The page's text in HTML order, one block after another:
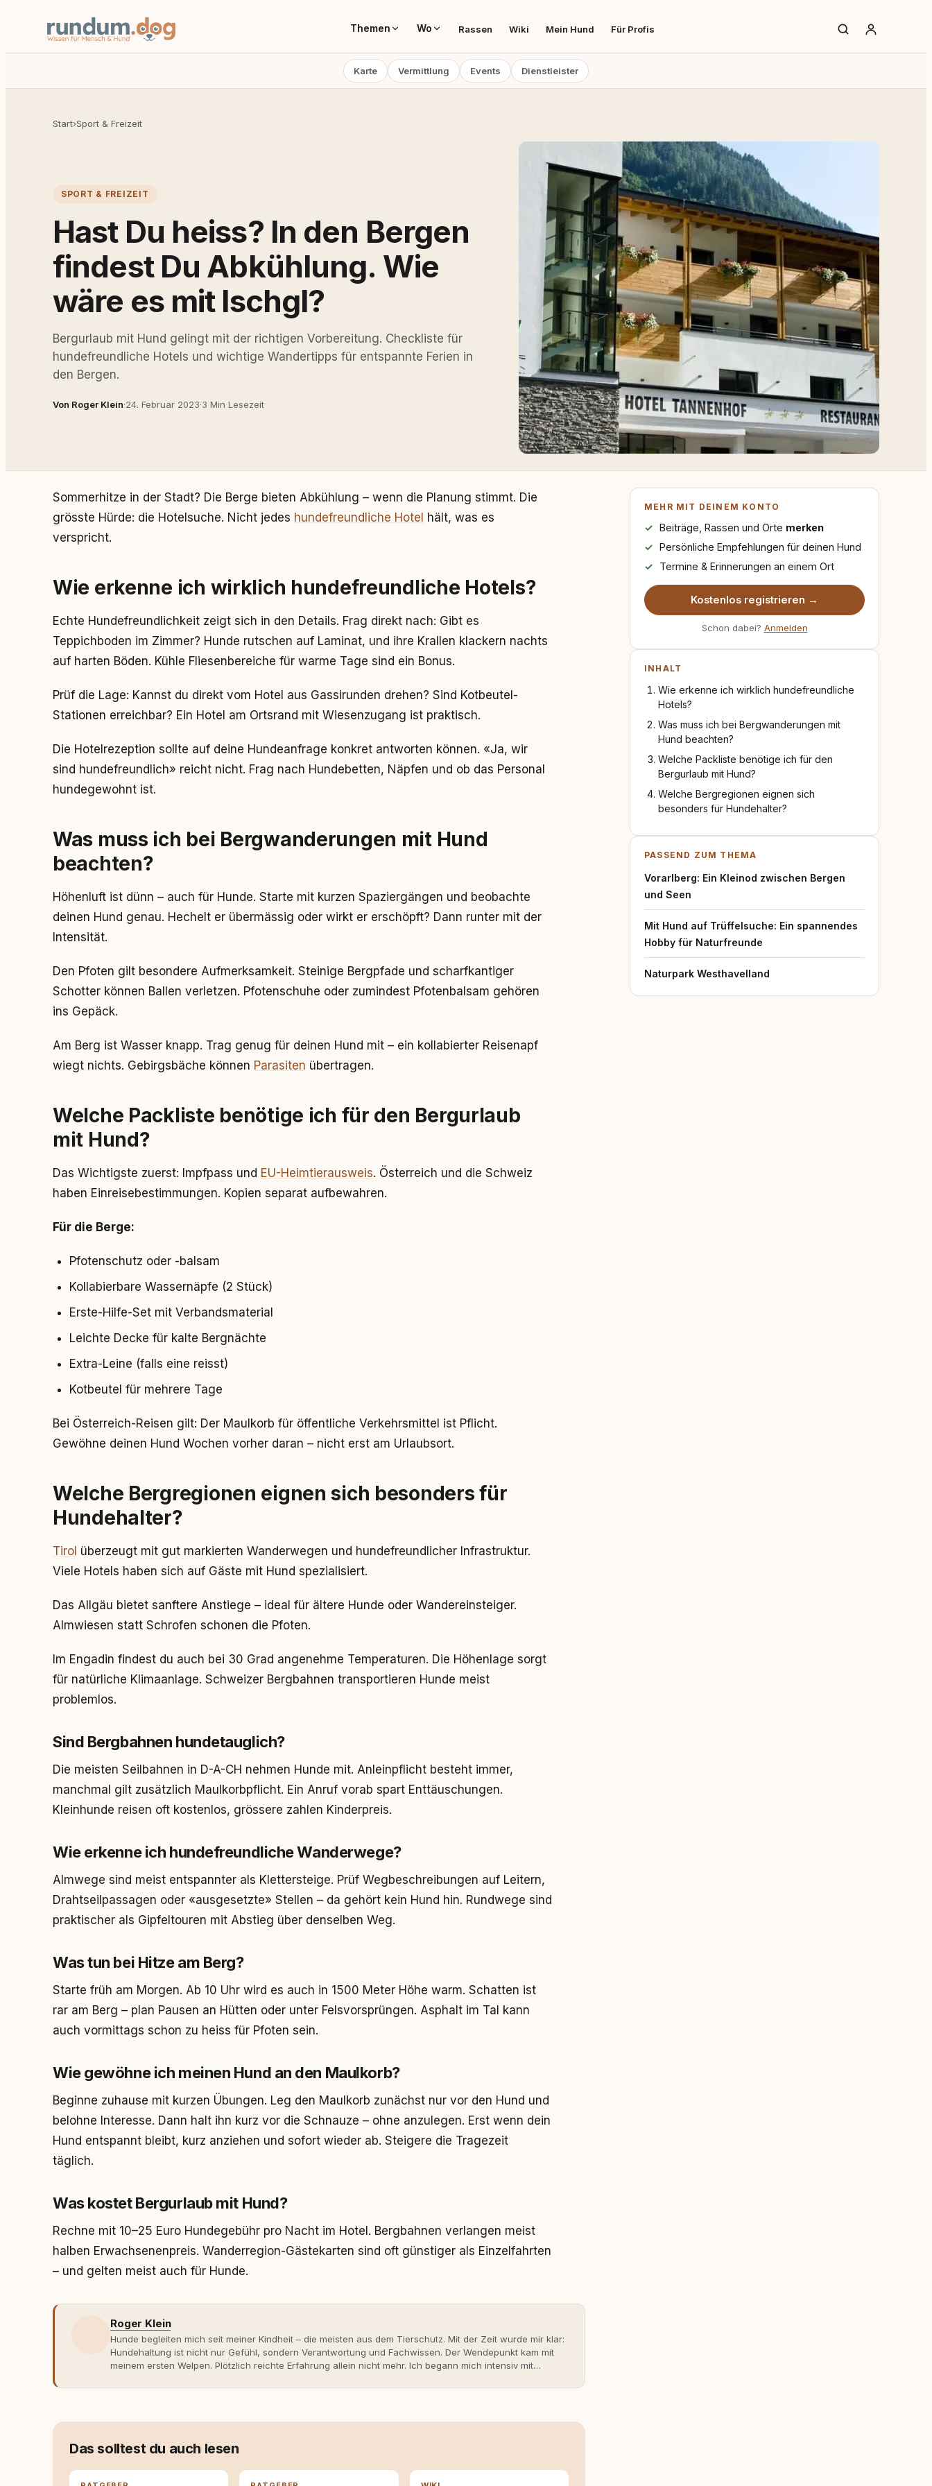
Themen Wo Rassen Wiki Mein Hund Für Profis
Karte Vermittlung Events Dienstleister
Start›Sport & Freizeit
SPORT & FREIZEIT
Hast Du heiss? In den Bergen
findest Du Abkühlung. Wie
wäre es mit Ischgl?
Bergurlaub mit Hund gelingt mit der richtigen Vorbereitung. Checkliste für
hundefreundliche Hotels und wichtige Wandertipps für entspannte Ferien in
den Bergen.
Von Roger Klein·24. Februar 2023·3 Min Lesezeit
Sommerhitze in der Stadt? Die Berge bieten Abkühlung – wenn die Planung stimmt. Die
grösste Hürde: die Hotelsuche. Nicht jedes hundefreundliche Hotel hält, was es
verspricht.
Wie erkenne ich wirklich hundefreundliche Hotels?
Echte Hundefreundlichkeit zeigt sich in den Details. Frag direkt nach: Gibt es
Teppichboden im Zimmer? Hunde rutschen auf Laminat, und ihre Krallen klackern nachts
auf harten Böden. Kühle Fliesenbereiche für warme Tage sind ein Bonus.
Prüf die Lage: Kannst du direkt vom Hotel aus Gassirunden drehen? Sind Kotbeutel-
Stationen erreichbar? Ein Hotel am Ortsrand mit Wiesenzugang ist praktisch.
Die Hotelrezeption sollte auf deine Hundeanfrage konkret antworten können. «Ja, wir
sind hundefreundlich» reicht nicht. Frag nach Hundebetten, Näpfen und ob das Personal
hundegewohnt ist.
Was muss ich bei Bergwanderungen mit Hund
beachten?
Höhenluft ist dünn – auch für Hunde. Starte mit kurzen Spaziergängen und beobachte
deinen Hund genau. Hechelt er übermässig oder wirkt er erschöpft? Dann runter mit der
Intensität.
Den Pfoten gilt besondere Aufmerksamkeit. Steinige Bergpfade und scharfkantiger
Schotter können Ballen verletzen. Pfotenschuhe oder zumindest Pfotenbalsam gehören
ins Gepäck.
Am Berg ist Wasser knapp. Trag genug für deinen Hund mit – ein kollabierter Reisenapf
wiegt nichts. Gebirgsbäche können Parasiten übertragen.
Welche Packliste benötige ich für den Bergurlaub
mit Hund?
Das Wichtigste zuerst: Impfpass und EU-Heimtierausweis. Österreich und die Schweiz
haben Einreisebestimmungen. Kopien separat aufbewahren.
Für die Berge:
Pfotenschutz oder -balsam
Kollabierbare Wassernäpfe (2 Stück)
Erste-Hilfe-Set mit Verbandsmaterial
Leichte Decke für kalte Bergnächte
Extra-Leine (falls eine reisst)
Kotbeutel für mehrere Tage
Bei Österreich-Reisen gilt: Der Maulkorb für öffentliche Verkehrsmittel ist Pflicht.
Gewöhne deinen Hund Wochen vorher daran – nicht erst am Urlaubsort.
Welche Bergregionen eignen sich besonders für
Hundehalter?
Tirol überzeugt mit gut markierten Wanderwegen und hundefreundlicher Infrastruktur.
Viele Hotels haben sich auf Gäste mit Hund spezialisiert.
Das Allgäu bietet sanftere Anstiege – ideal für ältere Hunde oder Wandereinsteiger.
Almwiesen statt Schrofen schonen die Pfoten.
Im Engadin findest du auch bei 30 Grad angenehme Temperaturen. Die Höhenlage sorgt
für natürliche Klimaanlage. Schweizer Bergbahnen transportieren Hunde meist
problemlos.
Sind Bergbahnen hundetauglich?
Die meisten Seilbahnen in D-A-CH nehmen Hunde mit. Anleinpflicht besteht immer,
manchmal gilt zusätzlich Maulkorbpflicht. Ein Anruf vorab spart Enttäuschungen.
Kleinhunde reisen oft kostenlos, grössere zahlen Kinderpreis.
Wie erkenne ich hundefreundliche Wanderwege?
Almwege sind meist entspannter als Klettersteige. Prüf Wegbeschreibungen auf Leitern,
Drahtseilpassagen oder «ausgesetzte» Stellen – da gehört kein Hund hin. Rundwege sind
praktischer als Gipfeltouren mit Abstieg über denselben Weg.
Was tun bei Hitze am Berg?
Starte früh am Morgen. Ab 10 Uhr wird es auch in 1500 Meter Höhe warm. Schatten ist
rar am Berg – plan Pausen an Hütten oder unter Felsvorsprüngen. Asphalt im Tal kann
auch vormittags schon zu heiss für Pfoten sein.
Wie gewöhne ich meinen Hund an den Maulkorb?
Beginne zuhause mit kurzen Übungen. Leg den Maulkorb zunächst nur vor den Hund und
belohne Interesse. Dann halt ihn kurz vor die Schnauze – ohne anzulegen. Erst wenn dein
Hund entspannt bleibt, kurz anziehen und sofort wieder ab. Steigere die Tragezeit
täglich.
Was kostet Bergurlaub mit Hund?
Rechne mit 10–25 Euro Hundegebühr pro Nacht im Hotel. Bergbahnen verlangen meist
halben Erwachsenenpreis. Wanderregion-Gästekarten sind oft günstiger als Einzelfahrten
– und gelten meist auch für Hunde.
Roger Klein
Hunde begleiten mich seit meiner Kindheit – die meisten aus dem Tierschutz. Mit der Zeit wurde mir klar:
Hundehaltung ist nicht nur Gefühl, sondern Verantwortung und Fachwissen. Der Wendepunkt kam mit
meinem ersten Welpen. Plötzlich reichte Erfahrung allein nicht mehr. Ich begann mich intensiv mit
Erfahrung entsteht echte Bindung dort, wo Verständnis Wissen ersetzt – nicht umgekehrt. Aus dieser
Das solltest du auch lesen
MEHR MIT DEINEM KONTO
Beiträge, Rassen und Orte merken
Persönliche Empfehlungen für deinen Hund
Termine & Erinnerungen an einem Ort
Kostenlos registrieren →
Schon dabei? Anmelden
INHALT
Wie erkenne ich wirklich hundefreundliche
Hotels?
Was muss ich bei Bergwanderungen mit
Hund beachten?
Welche Packliste benötige ich für den
Bergurlaub mit Hund?
Welche Bergregionen eignen sich
besonders für Hundehalter?
PASSEND ZUM THEMA
Vorarlberg: Ein Kleinod zwischen Bergen
und Seen
Mit Hund auf Trüffelsuche: Ein spannendes
Hobby für Naturfreunde
Naturpark Westhavelland